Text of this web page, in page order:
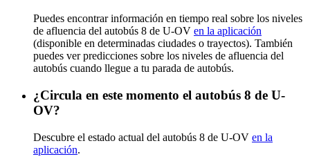
Puedes encontrar información en tiempo real sobre los niveles
de afluencia del autobús 8 de U-OV en la aplicación
(disponible en determinadas ciudades o trayectos). También
puedes ver predicciones sobre los niveles de afluencia del
autobús cuando llegue a tu parada de autobús.
¿Circula en este momento el autobús 8 de U-
OV?
Descubre el estado actual del autobús 8 de U-OV en la
aplicación.